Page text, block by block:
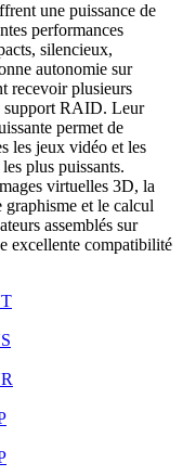
une puissance de
performances
silencieux,
autonomie sur
recevoir plusieurs
support RAID. Leur
permet de
les jeux vidéo et les
plus puissants.
virtuelles 3D, la
et le calcul
assemblés sur
excellente compatibilité